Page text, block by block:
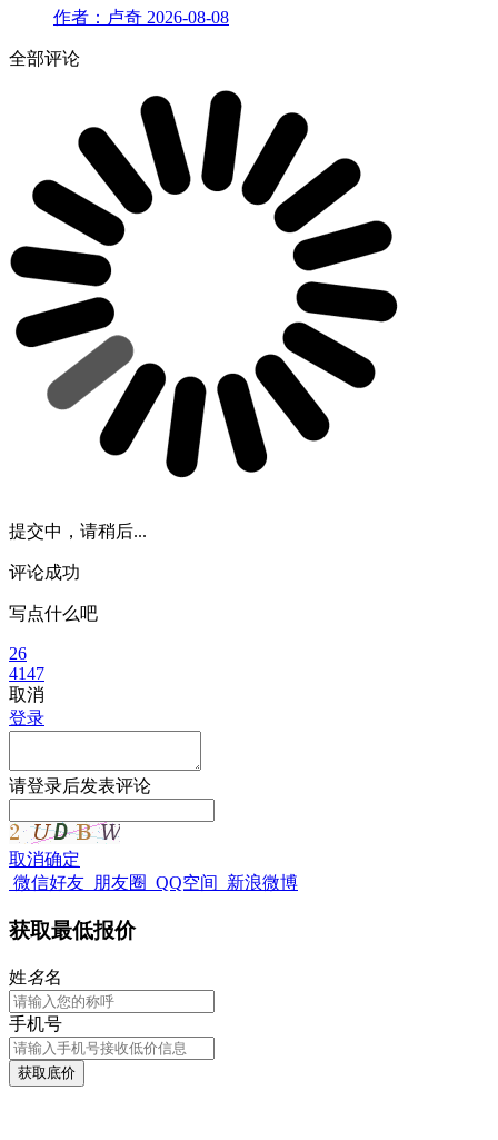
作者：卢奇 2026-08-08
全部评论
提交中，请稍后...
评论成功
写点什么吧
26
4147
取消
登录
请登录后发表评论
取消确定
微信好友 朋友圈 QQ空间 新浪微博
获取最低报价
姓名名
手机号
获取底价